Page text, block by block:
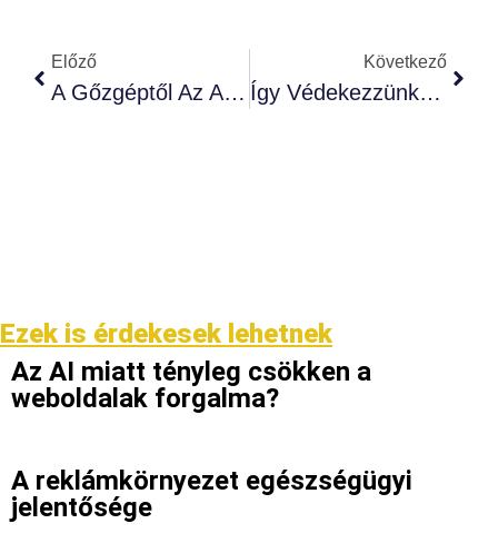
Előző
A Gőzgéptől Az Algoritmusig: Miért A Google Ads A 21. Század Ipari Forradalma?
Következő
Így Védekezzünk Google Ads-Ben A Lekattintások Ellen
Ezek is érdekesek lehetnek
Az AI miatt tényleg csökken a
weboldalak forgalma?
A reklámkörnyezet egészségügyi
jelentősége